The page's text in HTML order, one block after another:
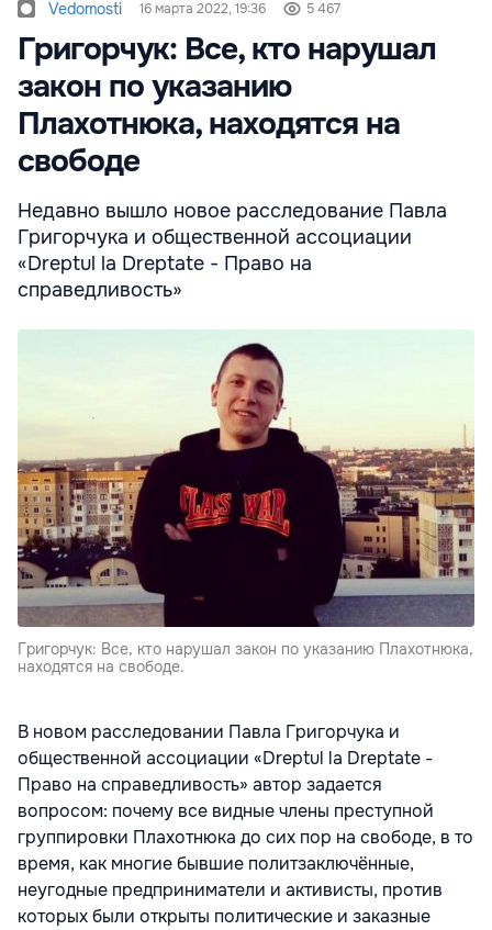
Vedomosti 16 марта 2022, 19:36 5 467
Григорчук: Все, кто нарушал
закон по указанию
Плахотнюка, находятся на
свободе
Недавно вышло новое расследование Павла
Григорчука и общественной ассоциации
«Dreptul la Dreptate - Право на
справедливость»
Григорчук: Все, кто нарушал закон по указанию Плахотнюка,
находятся на свободе.
В новом расследовании Павла Григорчука и
общественной ассоциации «Dreptul la Dreptate -
Право на справедливость» автор задается
вопросом: почему все видные члены преступной
группировки Плахотнюка до сих пор на свободе, в то
время, как многие бывшие политзаключённые,
неугодные предприниматели и активисты, против
которых были открыты политические и заказные